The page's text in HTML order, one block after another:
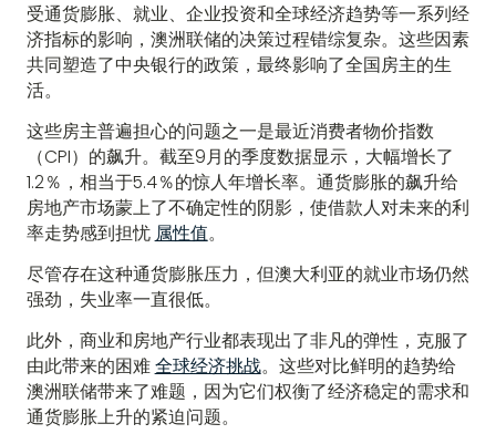
受通货膨胀、就业、企业投资和全球经济趋势等一系列经
济指标的影响，澳洲联储的决策过程错综复杂。这些因素
共同塑造了中央银行的政策，最终影响了全国房主的生
活。
这些房主普遍担心的问题之一是最近消费者物价指数
（CPI）的飙升。截至9月的季度数据显示，大幅增长了
1.2％，相当于5.4％的惊人年增长率。通货膨胀的飙升给
房地产市场蒙上了不确定性的阴影，使借款人对未来的利
率走势感到担忧 属性值。
尽管存在这种通货膨胀压力，但澳大利亚的就业市场仍然
强劲，失业率一直很低。
此外，商业和房地产行业都表现出了非凡的弹性，克服了
由此带来的困难全球经济挑战。这些对比鲜明的趋势给
澳洲联储带来了难题，因为它们权衡了经济稳定的需求和
通货膨胀上升的紧迫问题。